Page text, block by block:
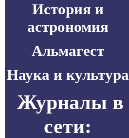
История и
астрономия
Альмагест
Наука и культура
Журналы в
сети: